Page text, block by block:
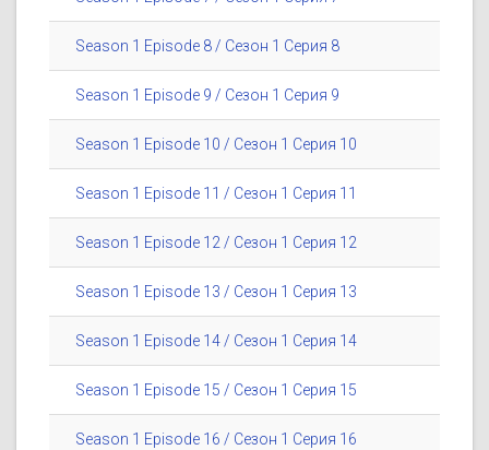
Season 1 Episode 8 / Сезон 1 Серия 8
Season 1 Episode 9 / Сезон 1 Серия 9
Season 1 Episode 10 / Сезон 1 Серия 10
Season 1 Episode 11 / Сезон 1 Серия 11
Season 1 Episode 12 / Сезон 1 Серия 12
Season 1 Episode 13 / Сезон 1 Серия 13
Season 1 Episode 14 / Сезон 1 Серия 14
Season 1 Episode 15 / Сезон 1 Серия 15
Season 1 Episode 16 / Сезон 1 Серия 16